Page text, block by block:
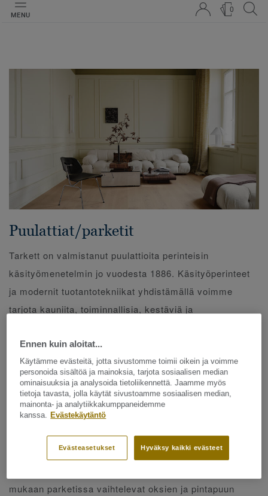
MENU
0
Puulattiat/parketit
Tarkett on valmistanut puulattioita perinteisin
käsityömenetelmin jo vuodesta 1886. Käsityöperinteet
ja modernit tuotantotekniikat yhdistämällä voimme
tarjota kauniita, toiminnallisia, kestäviä ja
Valittavana on klassisia vaihtoehtoja, kuten tammi ja
saarni sekä uusia jännittäviä värejä, pintakäsittelyjä ja
ilmeitä. Lakka- tai öljyvahakäsittely suojaa tehokkaasti
parkettia.
Parketin lajitelma vaikuttaa myös lattian
yleisilmeeseen.Lajitelmakuvakirjastammenäet
mukaan parketissa vaihtelevat oksien ja pintapuun
Ennen kuin aloitat...
Käytämme evästeitä, jotta sivustomme toimii oikein ja voimme
personoida sisältöä ja mainoksia, tarjota sosiaalisen median
ominaisuuksia ja analysoida tietoliikennettä. Jaamme myös
tietoja tavasta, jolla käytät sivustoamme sosiaalisen median,
mainonta- ja analytiikkakumppaneidemme
kanssa. Evästekäytäntö
Hyväksy kaikki evästeet
Evästeasetukset